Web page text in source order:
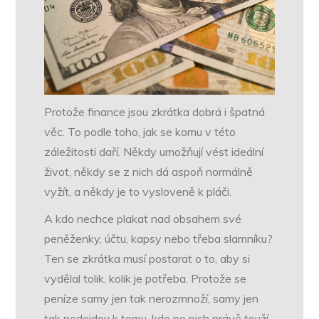
Protože finance jsou zkrátka dobrá i špatná
věc. To podle toho, jak se komu v této
záležitosti daří. Někdy umožňují vést ideální
život, někdy se z nich dá aspoň normálně
vyžít, a někdy je to vysloveně k pláči.
A kdo nechce plakat nad obsahem své
peněženky, účtu, kapsy nebo třeba slamníku?
Ten se zkrátka musí postarat o to, aby si
vydělal tolik, kolik je potřeba. Protože se
peníze samy jen tak nerozmnoží, samy jen